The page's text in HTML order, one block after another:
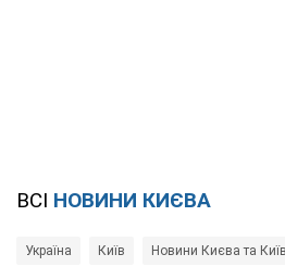
ВСІ НОВИНИ КИЄВА
Україна Київ Новини Києва та